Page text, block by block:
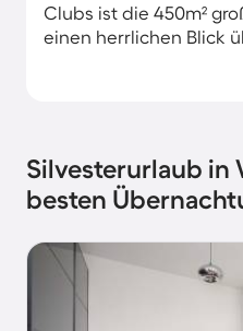
Clubs ist die 450m²
einen herrlichen Blick
Silvesterurlaub in
besten